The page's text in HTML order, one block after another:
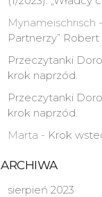
Mynameischrisch -
Partnerzy”
Przeczytanki
krok naprzód.
Przeczytanki
krok naprzód.
Marta - Krok
ARCHIWA
sierpień 2023